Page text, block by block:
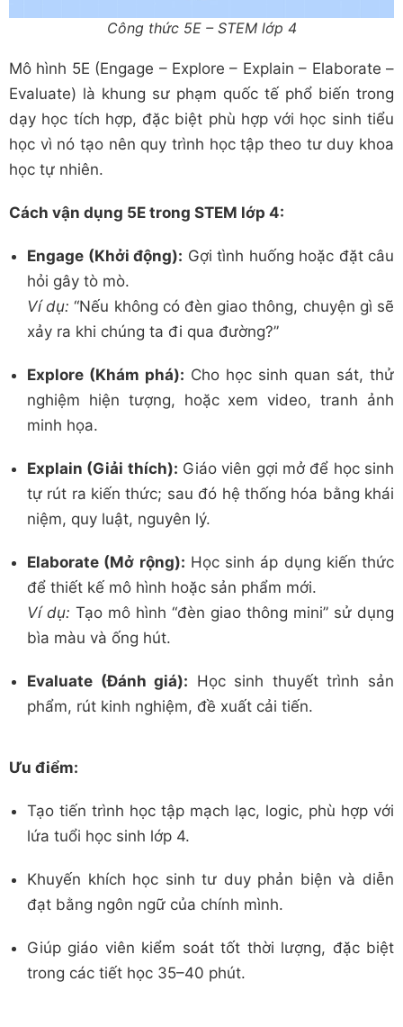
Công thức 5E – STEM lớp 4
Mô hình 5E (Engage – Explore – Explain – Elaborate –
Evaluate) là khung sư phạm quốc tế phổ biến trong
dạy học tích hợp, đặc biệt phù hợp với học sinh tiểu
học vì nó tạo nên quy trình học tập theo tư duy khoa
học tự nhiên.
Cách vận dụng 5E trong STEM lớp 4:
Engage (Khởi động): Gợi tình huống hoặc đặt câu
hỏi gây tò mò.
Ví dụ: “Nếu không có đèn giao thông, chuyện gì sẽ
xảy ra khi chúng ta đi qua đường?”
Explore (Khám phá): Cho học sinh quan sát, thử
nghiệm hiện tượng, hoặc xem video, tranh ảnh
minh họa.
Explain (Giải thích): Giáo viên gợi mở để học sinh
tự rút ra kiến thức; sau đó hệ thống hóa bằng khái
niệm, quy luật, nguyên lý.
Elaborate (Mở rộng): Học sinh áp dụng kiến thức
để thiết kế mô hình hoặc sản phẩm mới.
Ví dụ: Tạo mô hình “đèn giao thông mini” sử dụng
bìa màu và ống hút.
Evaluate (Đánh giá): Học sinh thuyết trình sản
phẩm, rút kinh nghiệm, đề xuất cải tiến.
Ưu điểm:
Tạo tiến trình học tập mạch lạc, logic, phù hợp với
lứa tuổi học sinh lớp 4.
Khuyến khích học sinh tư duy phản biện và diễn
đạt bằng ngôn ngữ của chính mình.
Giúp giáo viên kiểm soát tốt thời lượng, đặc biệt
trong các tiết học 35–40 phút.